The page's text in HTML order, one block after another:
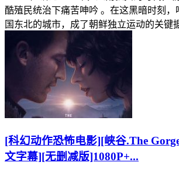
酷殖民统治下痛苦呻吟 。在这黑暗时刻，
国东北的城市，成了朝鲜独立运动的关键
[科幻动作恐怖电影][峡谷.The
文字幕][无删减版]1080P+...